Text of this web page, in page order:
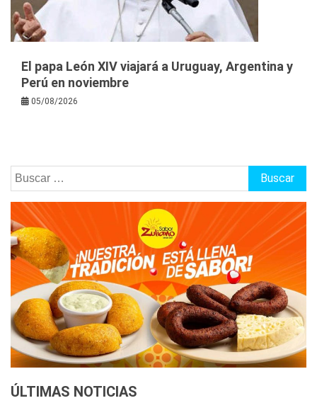
El papa León XIV viajará a Uruguay, Argentina y
Perú en noviembre
05/08/2026
Buscar:
ÚLTIMAS NOTICIAS